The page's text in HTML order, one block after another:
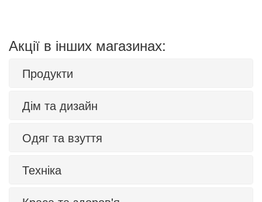
Акції в інших магазинах:
Продукти
Дім та дизайн
Одяг та взуття
Техніка